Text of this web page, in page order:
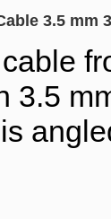
3.5 mm
3.5